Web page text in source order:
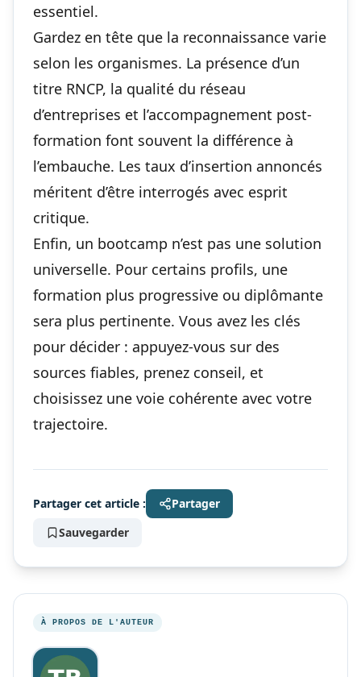
essentiel.
Gardez en tête que la reconnaissance varie
selon les organismes. La présence d’un
titre RNCP, la qualité du réseau
d’entreprises et l’accompagnement post-
formation font souvent la différence à
l’embauche. Les taux d’insertion annoncés
méritent d’être interrogés avec esprit
critique.
Enfin, un bootcamp n’est pas une solution
universelle. Pour certains profils, une
formation plus progressive ou diplômante
sera plus pertinente. Vous avez les clés
pour décider : appuyez-vous sur des
sources fiables, prenez conseil, et
choisissez une voie cohérente avec votre
trajectoire.
Partager cet article :
Partager
Sauvegarder
À PROPOS DE L'AUTEUR